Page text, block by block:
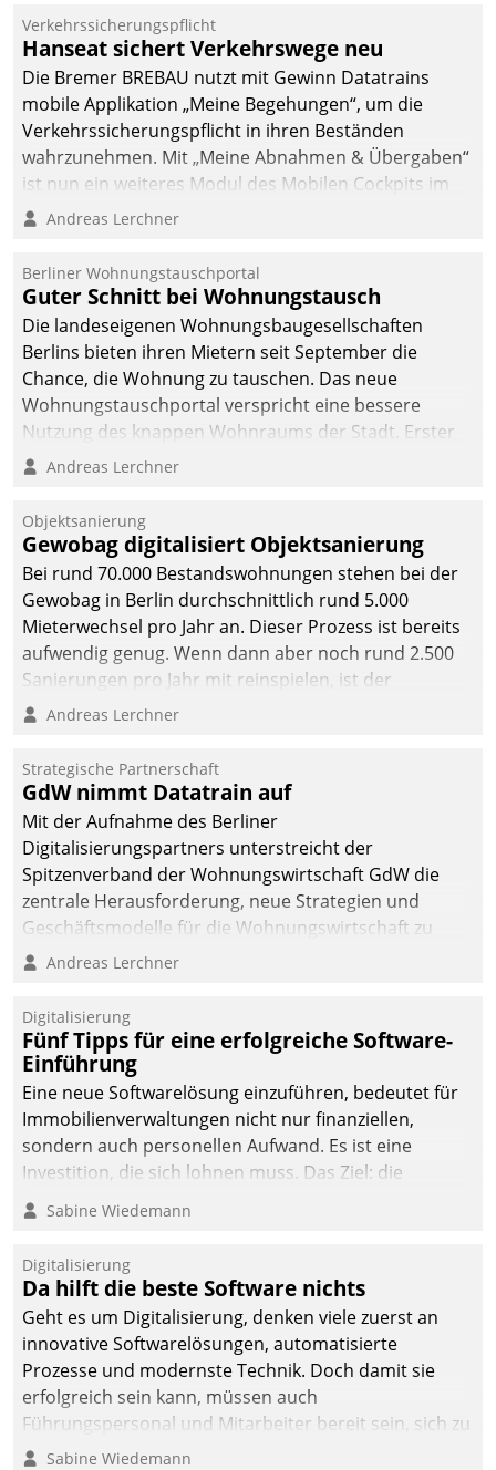
Verkehrssicherungspflicht
Hanseat sichert Verkehrswege neu
Die Bremer BREBAU nutzt mit Gewinn Datatrains
mobile Applikation „Meine Begehungen“, um die
Verkehrssicherungspflicht in ihren Beständen
wahrzunehmen. Mit „Meine Abnahmen & Übergaben“
ist nun ein weiteres Modul des Mobilen Cockpits im
Einsatz.
Andreas Lerchner
Berliner Wohnungstauschportal
Guter Schnitt bei Wohnungstausch
Die landeseigenen Wohnungsbaugesellschaften
Berlins bieten ihren Mietern seit September die
Chance, die Wohnung zu tauschen. Das neue
Wohnungstauschportal verspricht eine bessere
Nutzung des knappen Wohnraums der Stadt. Erster
Anwendungsfall für Datatrains Lösung API-Hub mit
Unternehmen.
Andreas Lerchner
Objektsanierung
Gewobag digitalisiert Objektsanierung
Bei rund 70.000 Bestandswohnungen stehen bei der
Gewobag in Berlin durchschnittlich rund 5.000
Mieterwechsel pro Jahr an. Dieser Prozess ist bereits
aufwendig genug. Wenn dann aber noch rund 2.500
Sanierungen pro Jahr mit reinspielen, ist der
Betreuungs- und Organisationsaufwand immens. Im
kommunale Wohnungsbauunternehmen daher
gemeinsam mit der Berliner Datatrain GmbH den
Teilprozess der Objektsanierung digitalisiert.
Andreas Lerchner
Strategische Partnerschaft
GdW nimmt Datatrain auf
Mit der Aufnahme des Berliner
Digitalisierungspartners unterstreicht der
Spitzenverband der Wohnungswirtschaft GdW die
zentrale Herausforderung, neue Strategien und
Geschäftsmodelle für die Wohnungswirtschaft zu
entwickeln.
Andreas Lerchner
Digitalisierung
Fünf Tipps für eine erfolgreiche Software-
Einführung
Eine neue Softwarelösung einzuführen, bedeutet für
Immobilienverwaltungen nicht nur finanziellen,
sondern auch personellen Aufwand. Es ist eine
Investition, die sich lohnen muss. Das Ziel: die
nachhaltige Optimierung der Geschäftsabläufe. Damit
dieses Ziel erreicht wird, sollten einige Grundregeln
Sabine Wiedemann
Digitalisierung
Da hilft die beste Software nichts
Geht es um Digitalisierung, denken viele zuerst an
innovative Softwarelösungen, automatisierte
Prozesse und modernste Technik. Doch damit sie
erfolgreich sein kann, müssen auch
Führungspersonal und Mitarbeiter bereit sein, sich zu
verändern und anzupassen, sonst werden sie an ihr
Sabine Wiedemann